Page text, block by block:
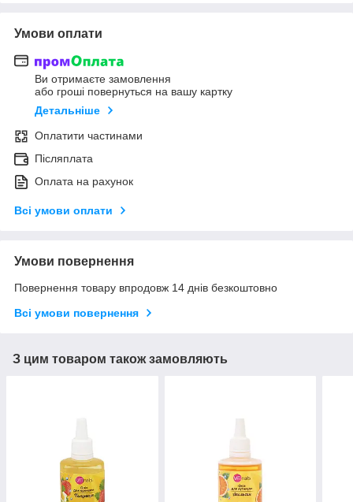
Умови оплати
Ви отримаєте замовлення
або гроші повернуться на вашу картку
Детальніше
Оплатити частинами
Післяплата
Оплата на рахунок
Всі умови оплати
Умови повернення
Повернення товару впродовж 14 днів безкоштовно
Всі умови повернення
З цим товаром також замовляють